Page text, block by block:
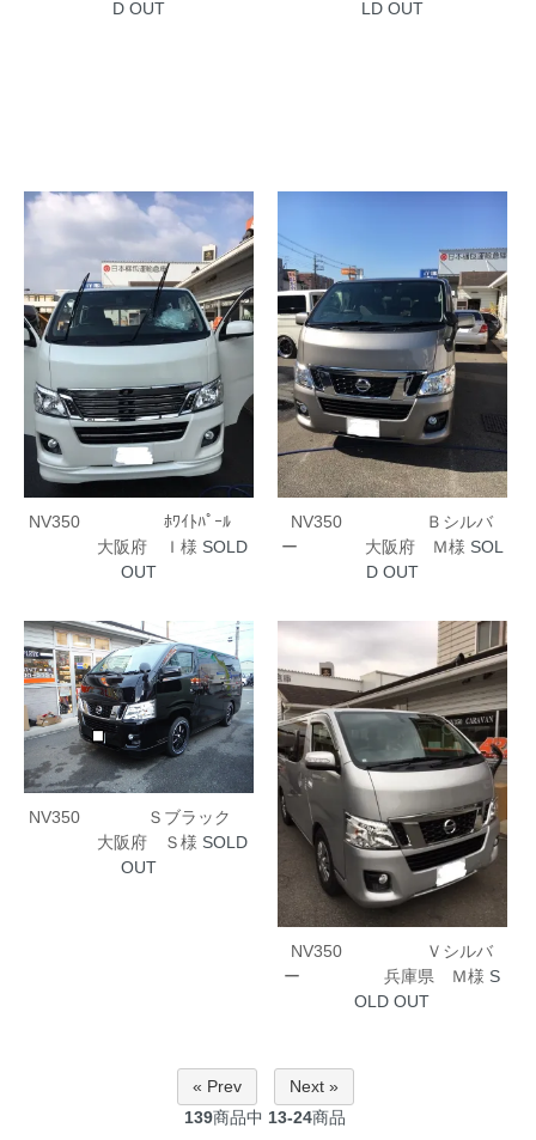
D OUT LD OUT
NV350 ﾎﾜｲﾄﾊﾟｰﾙ
大阪府 Ｉ様 SOLD
OUT
NV350 Ｂシルバ
ー 大阪府 Ｍ様 SOL
D OUT
NV350 Ｓブラック
大阪府 Ｓ様 SOLD
OUT
NV350 Ｖシルバ
ー 兵庫県 Ｍ様 S
OLD OUT
« Prev
Next »
139商品中 13-24商品